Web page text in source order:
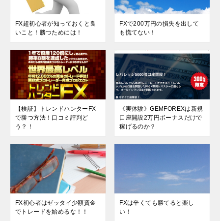
FX超初心者が知っておくと良
いこと！勝つためには！
FXで200万円の損失を出して
も慌てない！
【検証】トレンドハンターFX
で勝つ方法！口コミ評判ど
う？！
《実体験》GEMFOREXは新規
口座開設2万円ボーナスだけで
稼げるのか？
FX初心者はゼッタイ少額資金
でトレードを始めるな！！
FXは辛くても勝てると楽し
い！